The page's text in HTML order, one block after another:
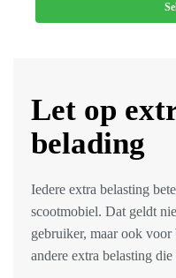
Let op
belading
Iedere extra belasting
scootmobiel. Dat geldt
gebruiker, maar ook voor
andere extra belasting